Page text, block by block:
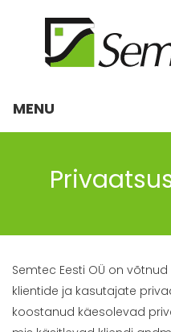
MENU
Semtec Eesti OÜ on
klientide ja kasutajate
koostanud käesolevad